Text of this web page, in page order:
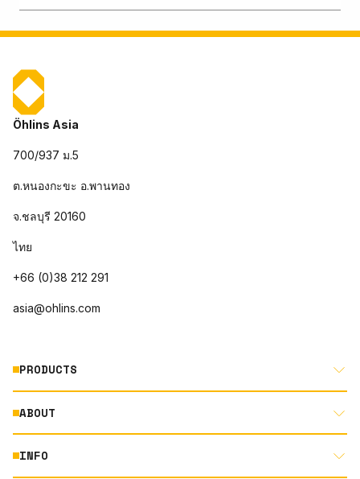
Öhlins Asia
700/937 ม.5
ต.หนองกะขะ อ.พานทอง
จ.ชลบุรี 20160
ไทย
+66 (0)38 212 291
asia@ohlins.com
PRODUCTS
MOTORCYCLE
AUTOMOTIVE
ABOUT
ABOUT US
INFO